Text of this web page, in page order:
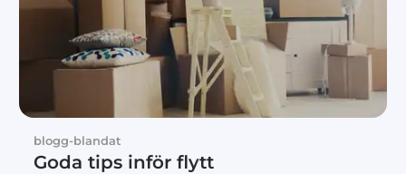
blogg-blandat
Goda tips inför flytt